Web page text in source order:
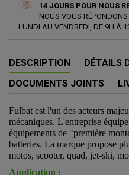
14 JOURS POUR NOUS
NOUS VOUS
LUNDI AU VENDREDI, DE 9H À
DESCRIPTION
DÉTAILS
DOCUMENTS JOINTS
Fulbat est l'un des acteurs
mécaniques. L'entreprise
équipements de "première
batteries. La marque propose
motos, scooter, quad, jet-ski,
Application :